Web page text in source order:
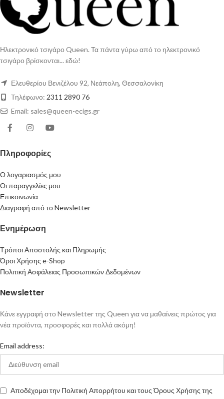
Ηλεκτρονικό τσιγάρο Queen. Τα πάντα γύρω από το ηλεκτρονικό
τσιγάρο βρίσκονται... εδώ!
Ελευθερίου Βενιζέλου 92, Νεάπολη, Θεσσαλονίκη
Τηλέφωνο: 2311 2890 76
Email: sales@queen-ecigs.gr
Πληροφορίες
Ο λογαριασμός μου
Οι παραγγελίες μου
Επικοινωνία
Διαγραφή από το Newsletter
Ενημέρωση
Τρόποι Αποστολής και Πληρωμής
Όροι Χρήσης e-Shop
Πολιτική Ασφάλειας Προσωπικών Δεδομένων
Newsletter
Κάνε εγγραφή στο Newsletter της Queen για να μαθαίνεις πρώτος για
νέα προϊόντα, προσφορές και πολλά ακόμη!
Email address:
Αποδέχομαι την Πολιτική Απορρήτου και τους Όρους Χρήσης της